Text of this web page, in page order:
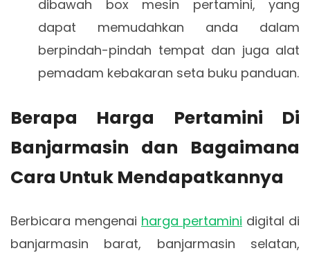
dibawah box mesin pertamini, yang
dapat memudahkan anda dalam
berpindah-pindah tempat dan juga alat
pemadam kebakaran seta buku panduan.
Berapa Harga Pertamini Di
Banjarmasin dan Bagaimana
Cara Untuk Mendapatkannya
Berbicara mengenai harga pertamini digital di
banjarmasin barat, banjarmasin selatan,